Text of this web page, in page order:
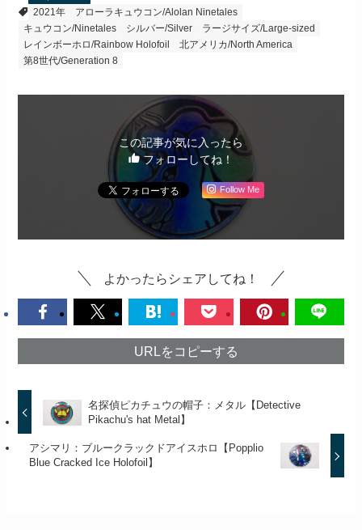
2021年
アローラキュウコン/Alolan Ninetales
キュウコン/Ninetales
シルバー/Silver
ラージサイズ/Large-sized
レインボーホロ/Rainbow Holofoil
北アメリカ/North America
第8世代/Generation 8
この記事が気に入ったら
フォローしてね！
Follow Me
よかったらシェアしてね！
URLをコピーする
名探偵ピカチュウの帽子：メタル【Detective
Pikachu's hat Metal】
アシマリ：ブルークラックドアイスホロ【Popplio
Blue Cracked Ice Holofoil】